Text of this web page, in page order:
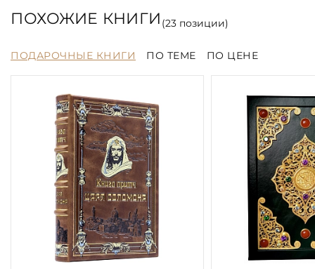
ПОХОЖИЕ КНИГИ (23позиции)
ПОДАРОЧНЫЕ КНИГИ ПО ТЕМЕ ПО ЦЕНЕ